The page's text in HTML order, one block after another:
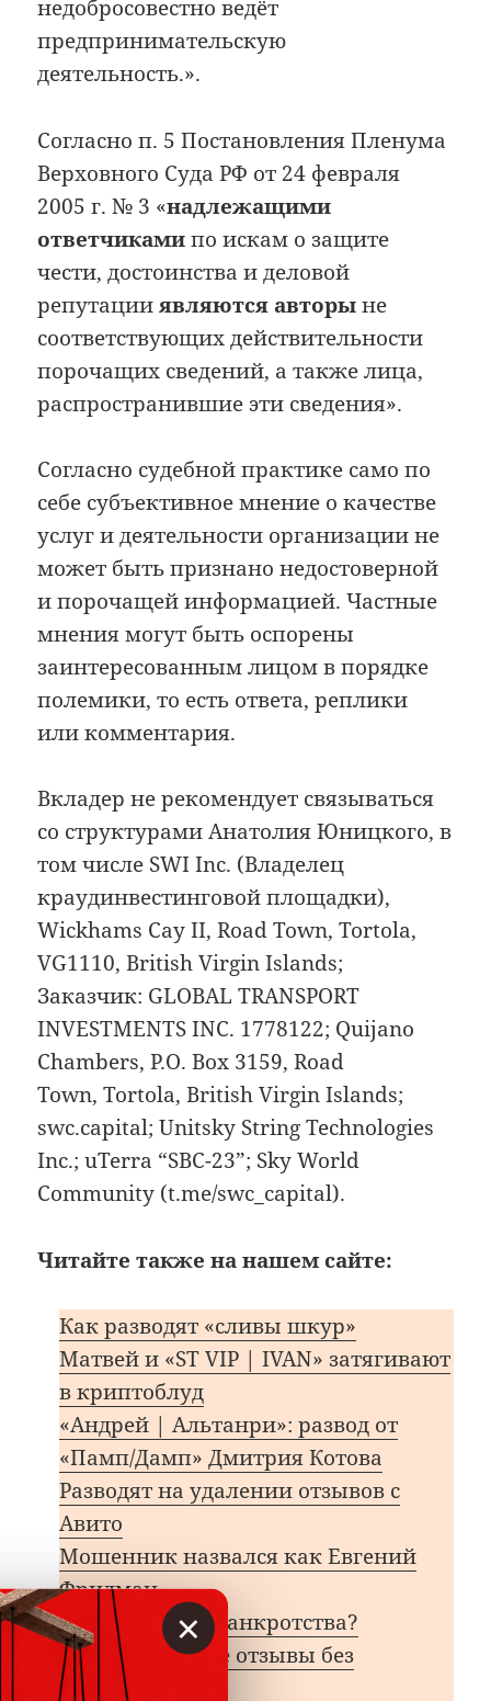
недобросовестно ведёт
предпринимательскую
деятельность.».
Согласно п. 5 Постановления Пленума
Верховного Суда РФ от 24 февраля
2005 г. № 3 «надлежащими
ответчикамипо искам о защите
чести, достоинства и деловой
репутацииявляются авторыне
соответствующих действительности
порочащих сведений, а также лица,
распространившие эти сведения».
Согласно судебной практике само по
себе субъективное мнение о качестве
услуг и деятельности организации не
может быть признано недостоверной
и порочащей информацией. Частные
мнения могут быть оспорены
заинтересованным лицом в порядке
полемики, то есть ответа, реплики
или комментария.
Вкладер не рекомендует связываться
со структурами Анатолия Юницкого, в
том числе SWI Inc. (Владелец
краудинвестинговой площадки),
Wickhams Cay II, Road Town, Tortola,
VG1110, British Virgin Islands;
Заказчик: GLOBAL TRANSPORT
INVESTMENTS INC. 1778122; Quijano
Chambers, P.O. Box 3159, Road
Town, Tortola, British Virgin Islands;
swc.capital; Unitsky String Technologies
Inc.; uTerra “SBC-23”; Sky World
Community (t.me/swc_capital).
Читайте также на нашем сайте:
Как разводят «сливы шкур»
Матвей и «ST VIP | IVAN» затягивают
в криптоблуд
«Андрей | Альтанри»: развод от
«Памп/Дамп» Дмитрия Котова
Разводят на удалении отзывов с
Авито
Мошенник назвался как Евгений
Фридман
+79311056408. Банкротства?
«Вы публикуете отзывы без
доказательств»
×